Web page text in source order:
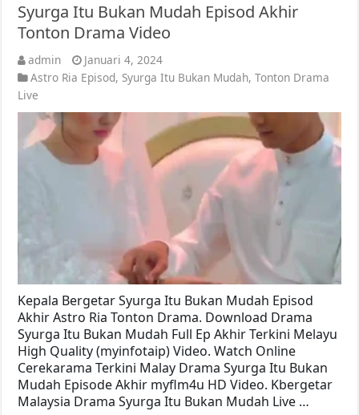
Syurga Itu Bukan Mudah Episod Akhir
Tonton Drama Video
admin
Januari 4, 2024
Astro Ria Episod, Syurga Itu Bukan Mudah,Tonton Drama
Live
Kepala Bergetar Syurga Itu Bukan Mudah Episod
Akhir Astro Ria Tonton Drama. Download Drama
Syurga Itu Bukan Mudah Full Ep Akhir Terkini Melayu
High Quality (myinfotaip) Video. Watch Online
Cerekarama Terkini Malay Drama Syurga Itu Bukan
Mudah Episode Akhir myflm4u HD Video. Kbergetar
Malaysia Drama Syurga Itu Bukan Mudah Live …